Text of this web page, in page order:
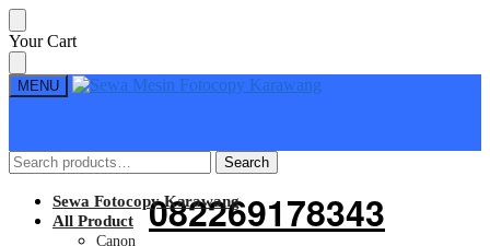
Skip
to
navigation
Skip
to
content
Your Cart
MENU
Search
for:
Search
082269178343
Search
for:
Search
Sewa Fotocopy Karawang
All Product
Canon